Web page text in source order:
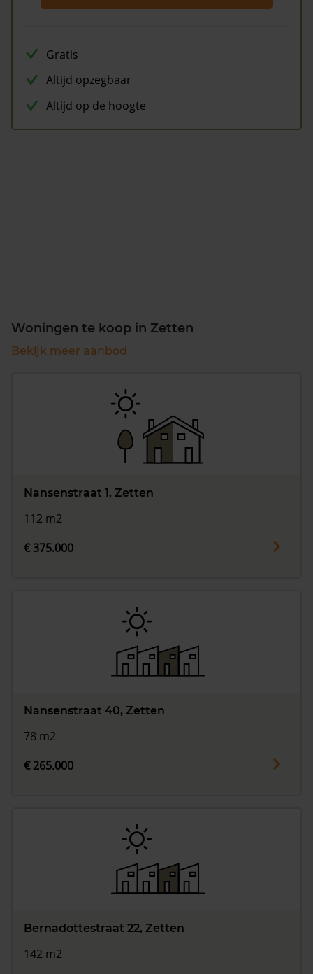
Gratis
Altijd opzegbaar
Altijd op de hoogte
Woningen te koop in Zetten
Bekijk meer aanbod
Nansenstraat 1, Zetten
112 m2
€ 375.000
Nansenstraat 40, Zetten
78 m2
€ 265.000
Bernadottestraat 22, Zetten
142 m2